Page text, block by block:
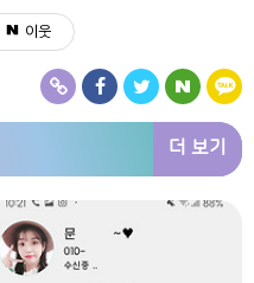
이웃
더 보기